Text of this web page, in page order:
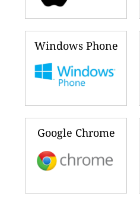
Windows Phone
Google Chrome